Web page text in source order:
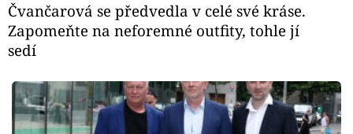
Čvančarová se předvedla v celé své kráse.
Zapomeňte na neforemné outfity, tohle jí
sedí